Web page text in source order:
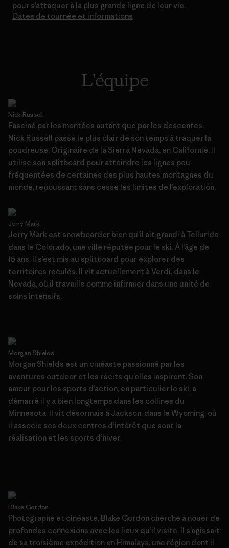
pour s’attaquer à la plus grande ligne de leur vie.
Dates de tournée et informations
L'équipe
Nick Russell
Fasciné par les montées autant que par les descentes,
Nick Russell passe le plus clair de son temps à traquer la
poudreuse. Originaire de la Sierra Nevada, en Californie, il
utilise son splitboard pour atteindre les lignes peu
fréquentées de certaines des plus hautes montagnes du
monde, repoussant sans cesse les limites de l’exploration.
Jerry Mark
Jerry Mark est snowboarder bien qu’il ait grandi à Telluride
dans le Colorado, une ville réputée pour le ski. À l’âge de
15 ans, il s’est mis au splitboard pour explorer des
territoires reculés. Il vit actuellement à Verdi, dans le
Nevada, où il travaille comme infirmier dans une unité de
soins intensifs.
Morgan Shields
Morgan Shields est un cinéaste passionné par les
aventures outdoor et les récits qu’elles inspirent. Son
amour pour les sports d’action, en particulier le ski, a
démarré il y a bien longtemps dans les collines du
Minnesota. Il vit désormais à Jackson, dans le Wyoming, où
il associe ses deux centres d’intérêt que sont la
réalisation et les sports d’hiver.
Blake Gordon
Photographe et cinéaste, Blake Gordon cherche à nouer de
profondes connexions avec les lieux qu’il visite. Il s’agissait
de sa troisième expédition en Himalaya, une région dont il